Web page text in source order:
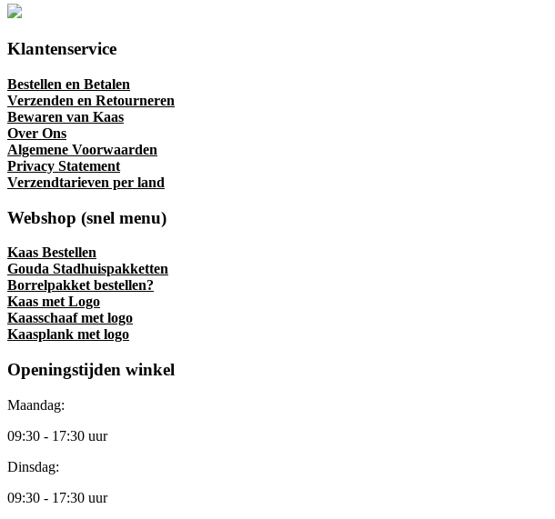
Klantenservice
Bestellen en Betalen
Verzenden en Retourneren
Bewaren van Kaas
Over Ons
Algemene Voorwaarden
Privacy Statement
Verzendtarieven per land
Webshop (snel menu)
Kaas Bestellen
Gouda Stadhuispakketten
Borrelpakket bestellen?
Kaas met Logo
Kaasschaaf met logo
Kaasplank met logo
Openingstijden winkel
Maandag:
09:30 - 17:30 uur
Dinsdag:
09:30 - 17:30 uur